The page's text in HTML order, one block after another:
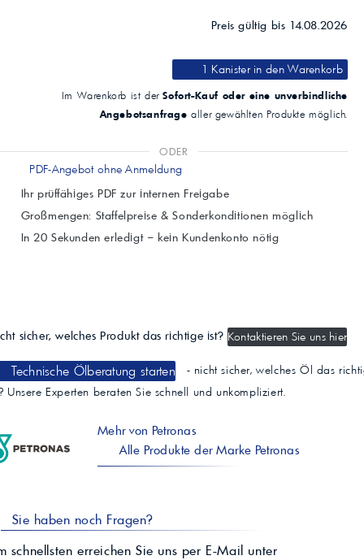
Preis gültig bis 14.08.2026
1 Kanisterin den Warenkorb
Im Warenkorb ist derSofort-Kauf oder eine unverbindliche
Angebotsanfrage aller gewählten Produkte möglich.
ODER
PDF-Angebot ohne Anmeldung
Ihr prüffähiges PDF zur internen Freigabe
Großmengen: Staffelpreise & Sonderkonditionen möglich
In 20 Sekunden erledigt – kein Kundenkonto nötig
sicher, welches Produkt das richtige ist? Kontaktieren Sie uns hier
Technische Ölberatung starten
- nicht sicher, welches Öl das
Unsere Experten beraten Sie schnell und unkompliziert.
Mehr von Petronas
Alle Produkte der Marke Petronas
Sie haben noch Fragen?
schnellsten erreichen Sie uns per E-Mail unter